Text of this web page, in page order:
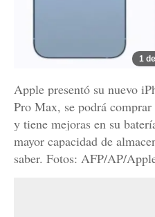
1
Apple presentó su nuevo
Pro Max, se podrá
y tiene mejoras en su
mayor capacidad de
saber. Fotos: AFP/AP/